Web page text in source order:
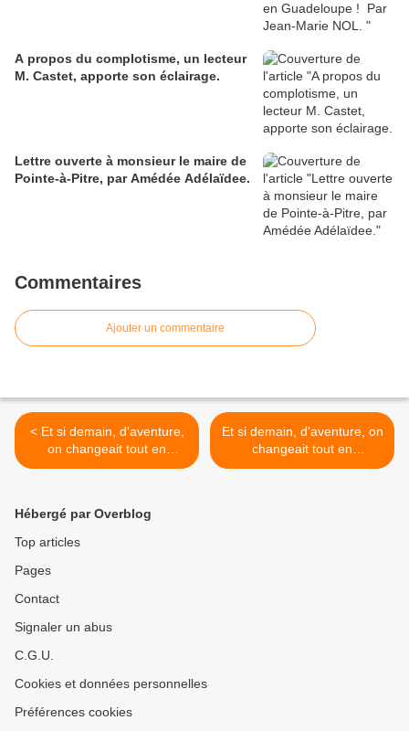
A propos du complotisme, un lecteur
M. Castet, apporte son éclairage.
Lettre ouverte à monsieur le maire de
Pointe-à-Pitre, par Amédée Adélaïdee.
Commentaires
Ajouter un commentaire
< Et si demain, d'aventure,
on changeait tout en
Guadeloupe ? Par Jean-
Et si demain, d'aventure, on
changeait tout en
Guadeloupe ? Par Jean-
Hébergé par Overblog
Top articles
Pages
Contact
Signaler un abus
C.G.U.
Cookies et données personnelles
Préférences cookies